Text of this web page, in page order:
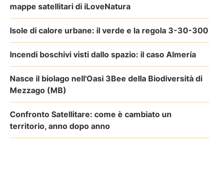
mappe satellitari di iLoveNatura
Isole di calore urbane: il verde e la regola 3-30-300
Incendi boschivi visti dallo spazio: il caso Almería
Nasce il biolago nell'Oasi 3Bee della Biodiversità di
Mezzago (MB)
Confronto Satellitare: come è cambiato un
territorio, anno dopo anno